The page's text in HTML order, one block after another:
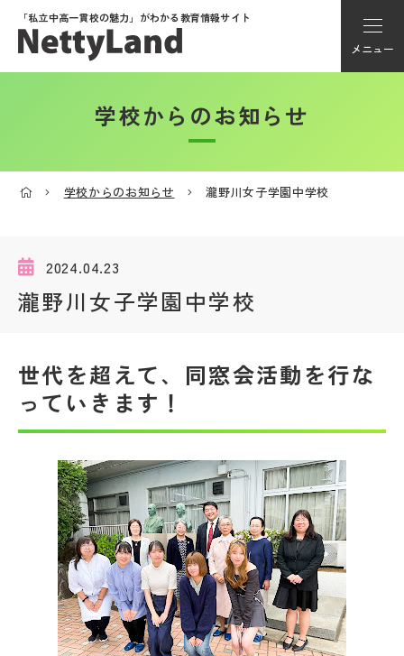
「私立中高一貫校の魅力」がわかる教育情報サイト
メニュー
アカウント登録
学校選び
私学探検隊
説明会・イベント情報
よみもの
学校からのお知らせ
学校からのお知らせ
学校からのお知らせ 瀧野川女子学園中学校
2024.04.23
瀧野川女子学園中学校
世代を超えて、同窓会活動を行な
っていきます！